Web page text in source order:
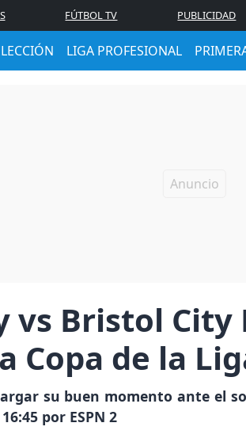
FÚTBOL TV PUBLICIDAD
LIGA PROFESIONAL
Bristol City
Copa de la
su buen momento ante el
por ESPN 2